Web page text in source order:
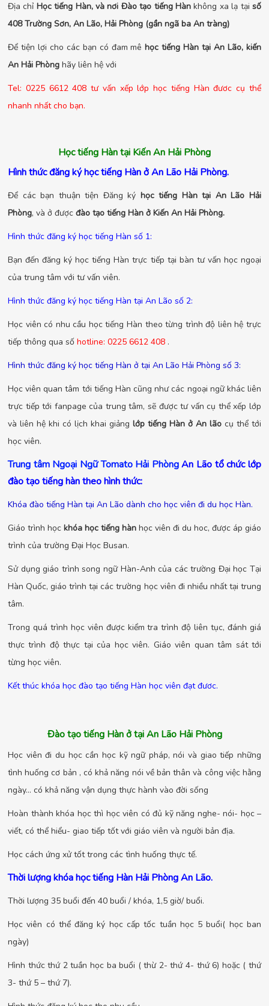
Địa chỉ Học tiếng Hàn, và nơi Đào tạo tiếng Hàn không xa lạ tạisố
408 Trường Sơn, An Lão, Hải Phòng (gần ngã ba An tràng)
Để tiện lợi cho các bạn có đam mê học tiếng Hàn tại An Lão, kiến
An Hải Phòng hãy liên hệ với
Tel: 0225 6612 408 tư vấn xếp lớp học tiếng Hàn đươc cụ thể
nhanh nhất cho bạn.
Học tiếng Hàn tại Kiến An Hải Phòng
Hình thức đăng ký học tiếng Hàn ở An Lão Hải Phòng.
Để các bạn thuận tiện Đăng ký học tiếng Hàn tại An Lão Hải
Phòng, và ở được đào tạo tiếng Hàn ở Kiến An Hải Phòng.
Hình thức đăng ký học tiếng Hàn số 1:
Bạn đến đăng ký học tiếng Hàn trực tiếp tại bàn tư vấn học ngoại
của trung tâm với tư vấn viên.
Hình thức đăng ký học tiếng Hàn tại An Lão số 2:
Học viên có nhu cầu học tiếng Hàn theo từng trình độ liên hệ trực
tiếp thông qua số hotline: 0225 6612 408 .
Hình thức đăng ký học tiếng Hàn ở tại An Lão Hải Phòng số 3:
Học viên quan tâm tới tiếng Hàn cũng như các ngoại ngữ khác liên
trực tiếp tới fanpage của trung tâm, sẽ được tư vấn cụ thể xếp lớp
và liên hệ khi có lịch khai giảng lớp tiếng Hàn ở An lão cụ thể tới
học viên.
Trung tâm Ngoại Ngữ Tomato Hải PhòngAn Lão tổ chức lớp
đào tạo tiếng hàn theo hình thức:
Khóa đào tiếng Hàn tại An Lão dành cho học viên đi du học Hàn.
Giáo trình học khóa học tiếng hàn học viên đi du hoc, được áp giáo
trình của trường Đại Học Busan.
Sử dụng giáo trình song ngữ Hàn-Anh của các trường Đại học Tại
Hàn Quốc, giáo trình tại các trường học viên đi nhiều nhất tại trung
tâm.
Trong quá trình học viên được kiểm tra trình độ liên tục, đánh giá
thực trình độ thực tại của học viên. Giáo viên quan tâm sát tới
từng học viên.
Kết thúc khóa học đào tạo tiếng Hàn học viên đạt đươc.
Đào tạo tiếng Hàn ở tại An Lão Hải Phòng
Học viên đi du học cần học kỹ ngữ pháp, nói và giao tiếp những
tình huống cơ bản , có khả năng nói về bản thân và công việc hằng
ngày… có khả năng vận dụng thực hành vào đời sống
Hoàn thành khóa học thì học viên có đủ kỹ năng nghe- nói- học –
viết, có thể hiểu- giao tiếp tốt với giáo viên và người bản địa.
Học cách ứng xử tốt trong các tình huống thực tế.
Thời lượng khóa học tiếng Hàn Hải Phòng An Lão.
Thời lượng 35 buổi đến 40 buổi / khóa, 1,5 giờ/ buổi.
Học viên có thể đăng ký học cấp tốc tuần học 5 buổi( học ban
ngày)
Hình thức thứ 2 tuần học ba buổi ( thừ 2- thứ 4- thứ 6) hoặc ( thứ
3- thứ 5 – thứ 7).